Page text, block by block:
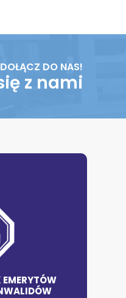
DO NAS!
z nami